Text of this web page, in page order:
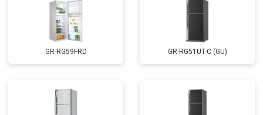
GR-RG59FRD GR-RG51UT-C (GU)